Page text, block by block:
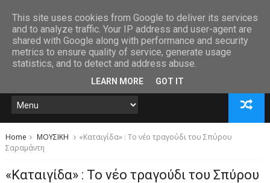
Home ΜΟΥΣΙΚΗ
«Καταιγίδα» : Το νέο τραγούδι του Σπύρου
Σαραμάντη
«Καταιγίδα» : Το νέο τραγούδι του Σπύρου
This site uses cookies from Google to deliver its services
and to analyze traffic. Your IP address and user-agent are
shared with Google along with performance and security
metrics to ensure quality of service, generate usage
statistics, and to detect and address abuse.
LEARN MORE GOT IT